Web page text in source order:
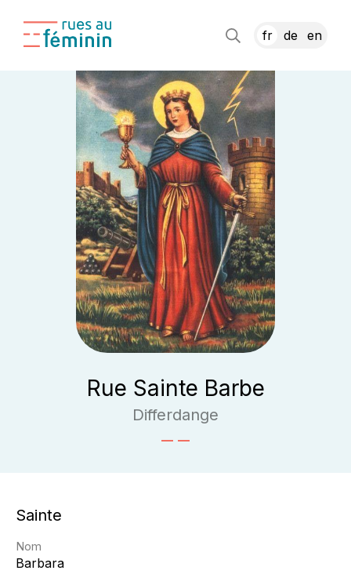
fr de en
Rue Sainte Barbe
Differdange
Sainte
Nom
Barbara